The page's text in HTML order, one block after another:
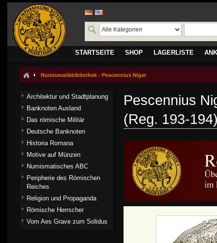
STARTSEITE SHOP LAGERLISTE
Numismatikbibliothek - Pescennius Niger
Pescennius
(Reg. 193-
Architektur und Stadtplanung
Banknoten Ausland
Das römische Militär
Deutsche Banknoten
Historia Romana
Motive auf Münzen
Numismatisches ABC
Peripherie des Römischen
Reiches
Religion und Propaganda
Römische Herrscher
Vom Aes Grave zum Solidus